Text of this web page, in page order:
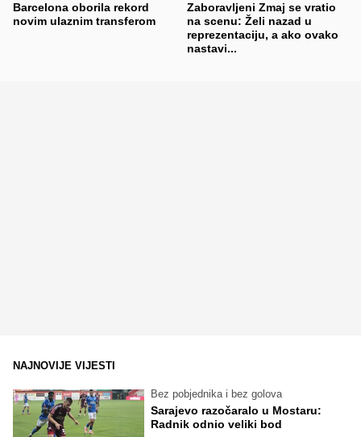
Barcelona oborila rekord
novim ulaznim transferom
Zaboravljeni Zmaj se vratio
na scenu: Želi nazad u
reprezentaciju, a ako ovako
nastavi...
NAJNOVIJE VIJESTI
Bez pobjednika i bez golova
Sarajevo razočaralo u Mostaru:
Radnik odnio veliki bod